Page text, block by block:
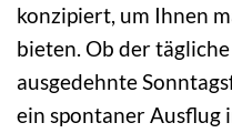
konzipiert, um Ihnen
bieten. Ob der
ausgedehnte
ein spontaner Ausflug